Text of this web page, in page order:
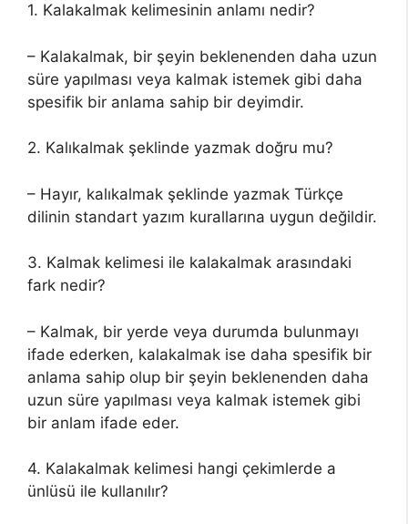
1. Kalakalmak kelimesinin anlamı nedir?
– Kalakalmak, bir şeyin beklenenden daha uzun
süre yapılması veya kalmak istemek gibi daha
spesifik bir anlama sahip bir deyimdir.
2. Kalıkalmak şeklinde yazmak doğru mu?
– Hayır, kalıkalmak şeklinde yazmak Türkçe
dilinin standart yazım kurallarına uygun değildir.
3. Kalmak kelimesi ile kalakalmak arasındaki
fark nedir?
– Kalmak, bir yerde veya durumda bulunmayı
ifade ederken, kalakalmak ise daha spesifik bir
anlama sahip olup bir şeyin beklenenden daha
uzun süre yapılması veya kalmak istemek gibi
bir anlam ifade eder.
4. Kalakalmak kelimesi hangi çekimlerde a
ünlüsü ile kullanılır?